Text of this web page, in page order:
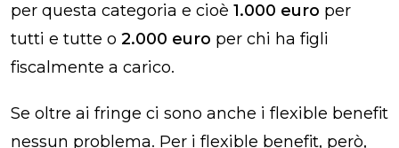
per questa categoria e cioè 1.000 euro per
tutti e tutte o 2.000 euro per chi ha figli
fiscalmente a carico.
Se oltre ai fringe ci sono anche i flexible benefit
nessun problema. Per i flexible benefit, però,